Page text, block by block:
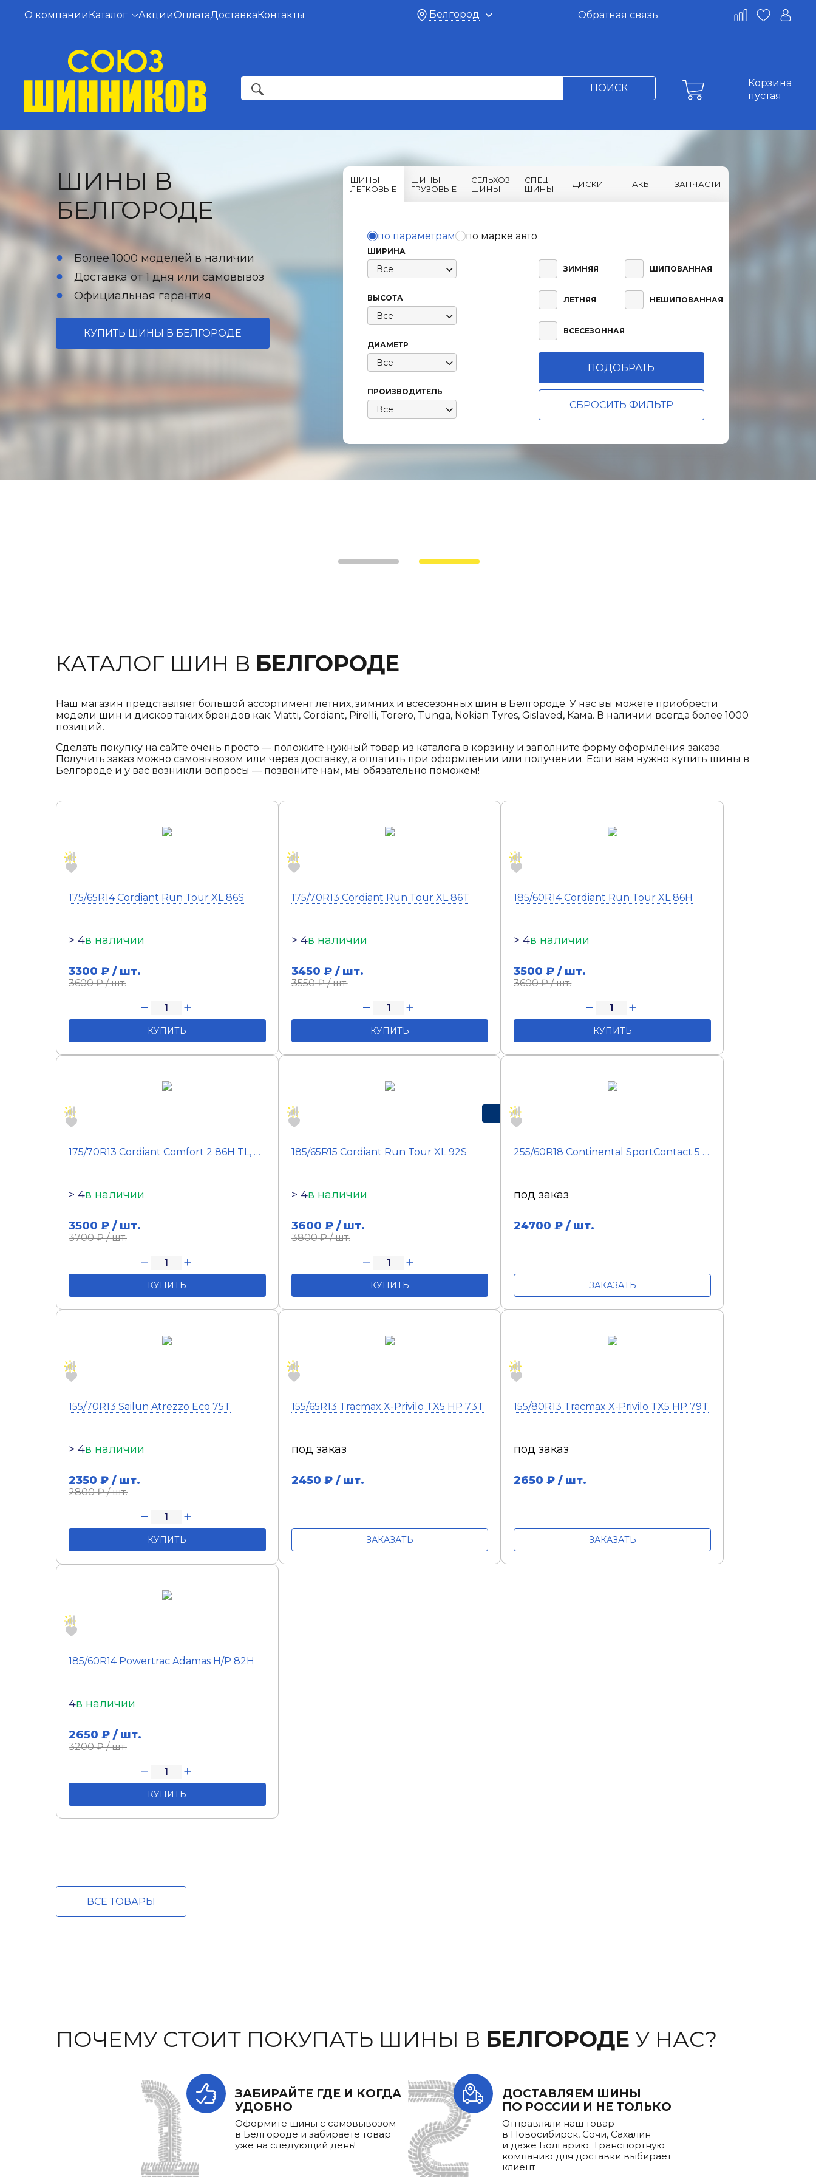
О компанииКаталог АкцииОплатаДоставкаКонтакты Белгород Обратная связь
ПОИСК
Корзина
пустая
ШИНЫ В
БЕЛГОРОДЕ
Более 1000 моделей в наличии
Доставка от 1 дня или самовывоз
Официальная гарантия
КУПИТЬ ШИНЫ В БЕЛГОРОДЕ
ШИНЫ
ЛЕГКОВЫЕ
ШИНЫ
ГРУЗОВЫЕ
СЕЛЬХОЗ
ШИНЫ
СПЕЦ
ШИНЫ
ДИСКИ АКБ ЗАПЧАСТИ
по параметрам по марке авто
ШИРИНА
Все
ВЫСОТА
Все
ДИАМЕТР
Все
ПРОИЗВОДИТЕЛЬ
Все
ЗИМНЯЯ
ЛЕТНЯЯ
ВСЕСЕЗОННАЯ
ШИПОВАННАЯ
НЕШИПОВАННАЯ
СБРОСИТЬ ФИЛЬТР
КАТАЛОГ ШИН В БЕЛГОРОДЕ
Наш магазин представляет большой ассортимент летних, зимних и всесезонных шин в Белгороде. У нас вы можете приобрести
модели шин и дисков таких брендов как: Viatti, Cordiant, Pirelli, Torero, Tunga, Nokian Tyres, Gislaved, Кама. В наличии всегда более 1000
позиций.
Сделать покупку на сайте очень просто — положите нужный товар из каталога в корзину и заполните форму оформления заказа.
Получить заказ можно самовывозом или через доставку, а оплатить при оформлении или получении. Если вам нужно купить шины в
Белгороде и у вас возникли вопросы — позвоните нам, мы обязательно поможем!
175/65R14 Cordiant Run Tour XL 86S
> 4в наличии
3300 ₽ / шт.
3600₽ / шт.
КУПИТЬ
175/70R13 Cordiant Run Tour XL 86T
> 4в наличии
3450 ₽ / шт.
3550₽ / шт.
КУПИТЬ
185/60R14 Cordiant Run Tour XL 86H
> 4в наличии
3500 ₽ / шт.
3600₽ / шт.
КУПИТЬ
175/70R13 Cordiant Comfort 2 86H TL, ЯШЗ
> 4в наличии
3500 ₽ / шт.
3700₽ / шт.
КУПИТЬ
Бесплатный шиномонтаж
185/65R15 Cordiant Run Tour XL 92S
> 4в наличии
3600 ₽ / шт.
3800₽ / шт.
КУПИТЬ
255/60R18 Continental SportContact 5 SUV 108Y
под заказ
24700 ₽ / шт.
ЗАКАЗАТЬ
155/70R13 Sailun Atrezzo Eco 75T
> 4в наличии
2350 ₽ / шт.
2800₽ / шт.
КУПИТЬ
155/65R13 Tracmax X-Privilo TX5 HP 73T
под заказ
2450 ₽ / шт.
ЗАКАЗАТЬ
155/80R13 Tracmax X-Privilo TX5 HP 79T
под заказ
2650 ₽ / шт.
ЗАКАЗАТЬ
185/60R14 Powertrac Adamas H/P 82H
4в наличии
2650 ₽ / шт.
3200₽ / шт.
КУПИТЬ
ВСЕ ТОВАРЫ
ПОЧЕМУ СТОИТ ПОКУПАТЬ ШИНЫ В БЕЛГОРОДЕ У НАС?
ЗАБИРАЙТЕ ГДЕ И КОГДА
УДОБНО
Оформите шины с самовывозом
в Белгороде и забираете товар
уже на следующий день!
ДОСТАВЛЯЕМ ШИНЫ
ПО РОССИИ И НЕ ТОЛЬКО
Отправляли наш товар
в Новосибирск, Сочи, Сахалин
и даже Болгарию. Транспортную
компанию для доставки выбирает
клиент